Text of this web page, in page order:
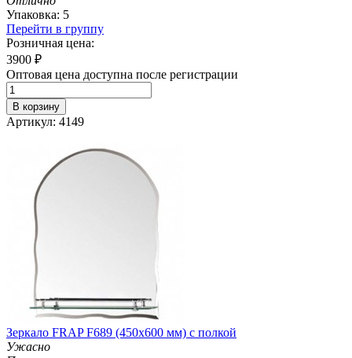
Упаковка: 5
Перейти в группу
Розничная цена:
3900 ₽
Оптовая цена доступна после регистрации
В корзину
Артикул: 4149
Зеркало FRAP F689 (450х600 мм) с полкой
Ужасно